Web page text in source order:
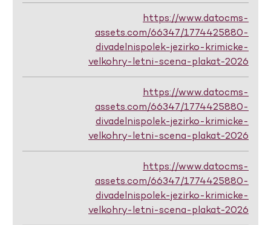
https://www.datocms-
assets.com/66347/1774425880-
divadelnispolek-jezirko-krimicke-
velkohry-letni-scena-plakat-2026
https://www.datocms-
assets.com/66347/1774425880-
divadelnispolek-jezirko-krimicke-
velkohry-letni-scena-plakat-2026
https://www.datocms-
assets.com/66347/1774425880-
divadelnispolek-jezirko-krimicke-
velkohry-letni-scena-plakat-2026